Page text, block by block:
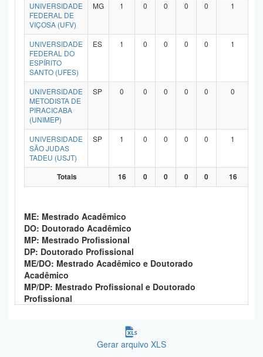
UNIVERSIDADE
FEDERAL DE
VIÇOSA (UFV)
MG 1 0 0 0 0 1
UNIVERSIDADE
FEDERAL DO
ESPÍRITO
SANTO (UFES)
ES 1 0 0 0 0 1
UNIVERSIDADE
METODISTA DE
PIRACICABA
(UNIMEP)
SP 0 0 0 0 0 0
UNIVERSIDADE
SÃO JUDAS
TADEU (USJT)
SP 1 0 0 0 0 1
Totais 16 0 0 0 0 16
ME: Mestrado Acadêmico
DO: Doutorado Acadêmico
MP: Mestrado Profissional
DP: Doutorado Profissional
ME/DO: Mestrado Acadêmico e Doutorado
Acadêmico
MP/DP: Mestrado Profissional e Doutorado
Profissional
Gerar arquivo XLS